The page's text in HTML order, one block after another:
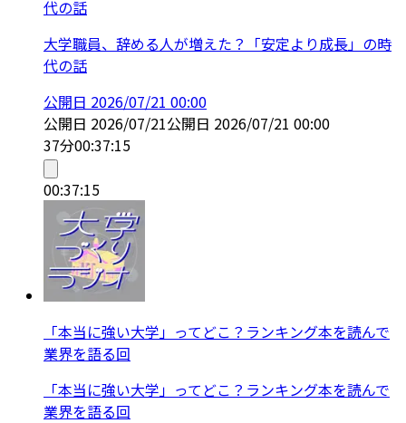
代の話
大学職員、辞める人が増えた？「安定より成長」の時
代の話
公開日 2026/07/21 00:00
公開日 2026/07/21公開日 2026/07/21 00:00
37分00:37:15
00:37:15
「本当に強い大学」ってどこ？ランキング本を読んで
業界を語る回
「本当に強い大学」ってどこ？ランキング本を読んで
業界を語る回